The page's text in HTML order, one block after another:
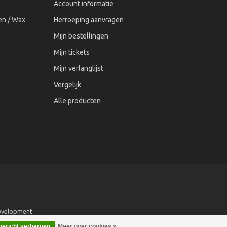
/ Wax
Account informatie
Herroeping aanvragen
Mijn bestellingen
Mijn tickets
Mijn verlanglijst
Vergelijk
Alle producten